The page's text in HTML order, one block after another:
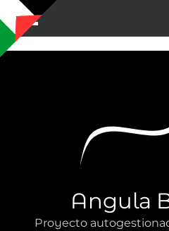
Pasar al contenido principal
Angula
Proyecto